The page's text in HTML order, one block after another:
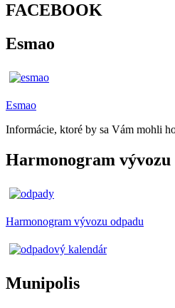
FACEBOOK
Esmao
Esmao
Informácie, ktoré by sa Vám mohli
Harmonogram vývozu
Harmonogram vývozu odpadu
Munipolis